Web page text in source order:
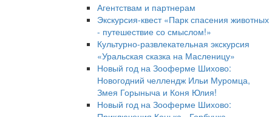
Агентствам и партнерам
Экскурсия-квест «Парк спасения животных
- путешествие со смыслом!»
Культурно-развлекательная экскурсия
«Уральская сказка на Масленицу»
Новый год на Зооферме Шихово:
Новогодний челлендж Ильи Муромца,
Змея Горыныча и Коня Юлия!
Новый год на Зооферме Шихово: